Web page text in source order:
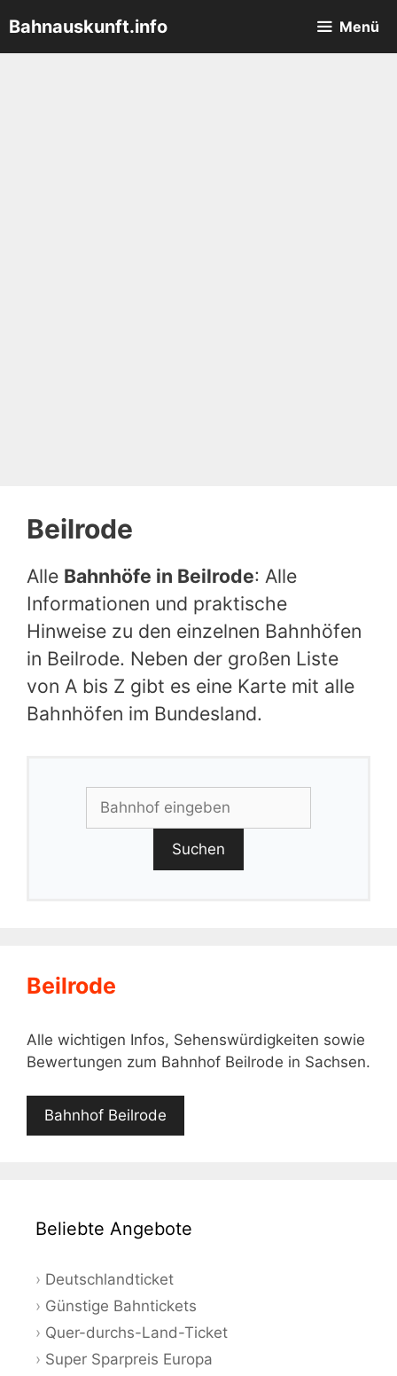
Inhalt
springen
Bahnauskunft.info Menü
Beilrode
Alle Bahnhöfe in Beilrode: Alle
Informationen und praktische
Hinweise zu den einzelnen Bahnhöfen
in Beilrode. Neben der großen Liste
von A bis Z gibt es eine Karte mit alle
Bahnhöfen im Bundesland.
Suchen
Beilrode
Alle wichtigen Infos, Sehenswürdigkeiten sowie
Bewertungen zum Bahnhof Beilrode in Sachsen.
Bahnhof Beilrode
Beliebte Angebote
Deutschlandticket
Günstige Bahntickets
Quer-durchs-Land-Ticket
Super Sparpreis Europa